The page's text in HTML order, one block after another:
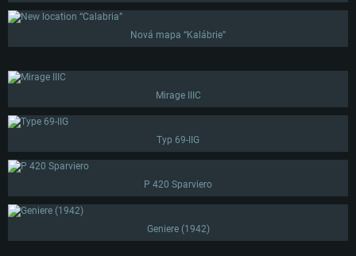
Připojení: Širokopásmové připojení
Nová mapa “Kalábrie”
Mirage IIIC
Typ 69-IIG
P 420 Sparviero
Geniere (1942)